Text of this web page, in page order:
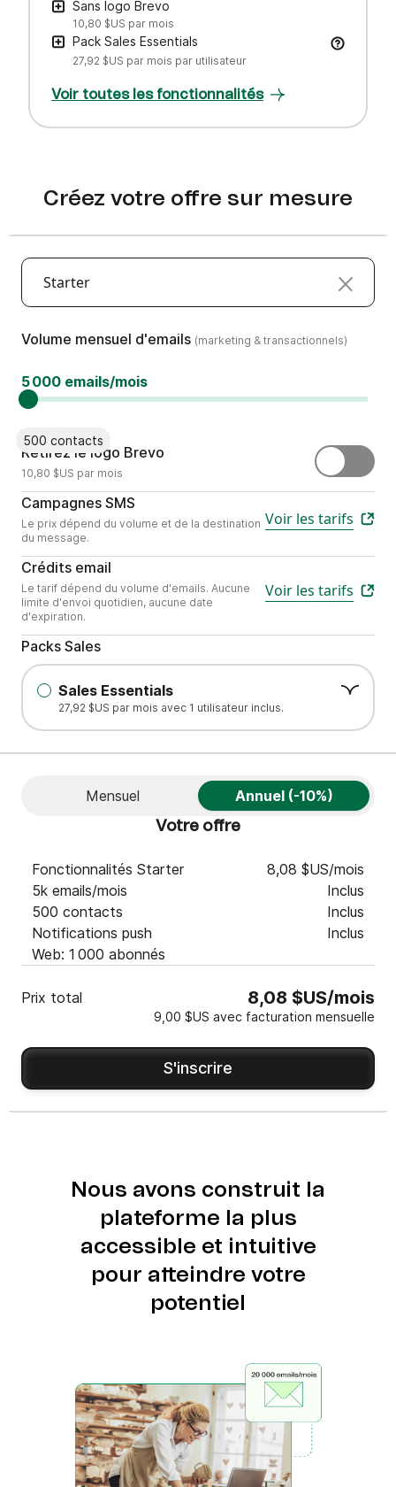
Sans logo Brevo
10,80 $US par mois
Pack Sales Essentials
27,92 $US par mois par utilisateur
Voir toutes les fonctionnalités
Créez votre offre sur mesure
Starter
Volume mensuel d'emails (marketing & transactionnels)
(marketing & transactionnels)
5 000 emails/mois
500 contacts
Retirez le logo Brevo Retirez le logo "Envoyé par
10,80 $US par mois
Campagnes SMS
Le prix dépend du volume et de la destination
du message.
Voir les tarifs
Crédits email
Le tarif dépend du volume d'emails. Aucune
limite d'envoi quotidien, aucune date
d'expiration.
Voir les tarifs
Packs Sales
Sales Essentials
27,92 $US par mois avec 1 utilisateur inclus.
Mensuel Annuel (-10%)
Votre offre
Fonctionnalités Starter
8,08 $US/mois
5k emails/mois
Inclus
500 contacts
Inclus
Notifications push
Web: 1 000 abonnés
Inclus
Prix total 8,08 $US/mois
9,00 $US avec facturation mensuelle
S'inscrire
Nous avons construit la
plateforme la plus
accessible et intuitive
pour atteindre votre
potentiel